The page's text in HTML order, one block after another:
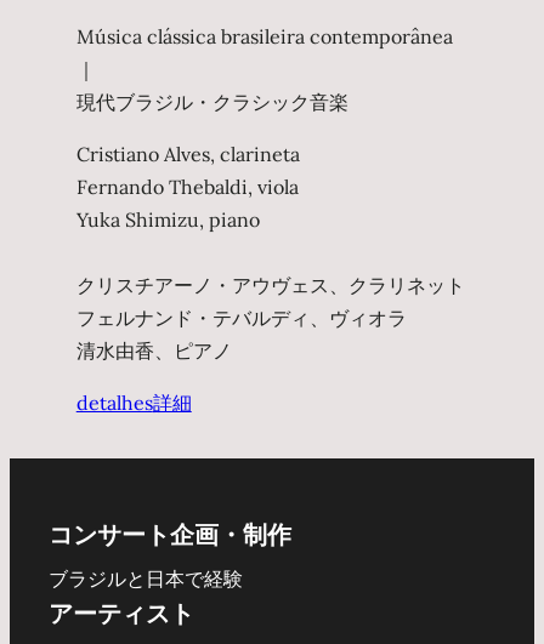
Música clássica brasileira contemporânea
｜
現代ブラジル・クラシック音楽
Cristiano Alves, clarineta
Fernando Thebaldi, viola
Yuka Shimizu, piano
クリスチアーノ・アウヴェス、クラリネット
フェルナンド・テバルディ、ヴィオラ
清水由香、ピアノ
detalhes詳細
コンサート企画・制作
ブラジルと日本で経験
アーティスト